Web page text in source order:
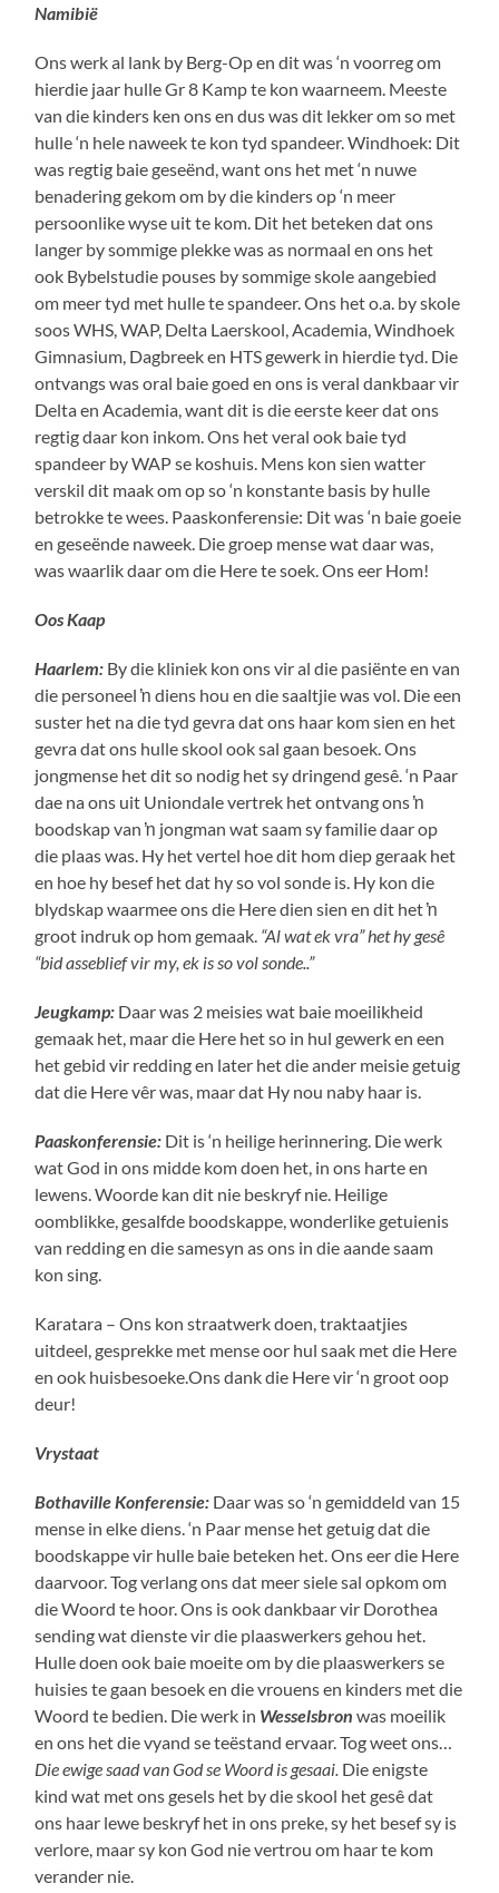
Namibië
Ons werk al lank by Berg-Op en dit was ‘n voorreg om
hierdie jaar hulle Gr 8 Kamp te kon waarneem. Meeste
van die kinders ken ons en dus was dit lekker om so met
hulle ‘n hele naweek te kon tyd spandeer. Windhoek: Dit
was regtig baie geseënd, want ons het met ‘n nuwe
benadering gekom om by die kinders op ‘n meer
persoonlike wyse uit te kom. Dit het beteken dat ons
langer by sommige plekke was as normaal en ons het
ook Bybelstudie pouses by sommige skole aangebied
om meer tyd met hulle te spandeer. Ons het o.a. by skole
soos WHS, WAP, Delta Laerskool, Academia, Windhoek
Gimnasium, Dagbreek en HTS gewerk in hierdie tyd. Die
ontvangs was oral baie goed en ons is veral dankbaar vir
Delta en Academia, want dit is die eerste keer dat ons
regtig daar kon inkom. Ons het veral ook baie tyd
spandeer by WAP se koshuis. Mens kon sien watter
verskil dit maak om op so ‘n konstante basis by hulle
betrokke te wees. Paaskonferensie: Dit was ‘n baie goeie
en geseënde naweek. Die groep mense wat daar was,
was waarlik daar om die Here te soek. Ons eer Hom!
Oos Kaap
Haarlem: By die kliniek kon ons vir al die pasiënte en van
die personeel ŉ diens hou en die saaltjie was vol. Die een
suster het na die tyd gevra dat ons haar kom sien en het
gevra dat ons hulle skool ook sal gaan besoek. Ons
jongmense het dit so nodig het sy dringend gesê. ‘n Paar
dae na ons uit Uniondale vertrek het ontvang ons ŉ
boodskap van ŉ jongman wat saam sy familie daar op
die plaas was. Hy het vertel hoe dit hom diep geraak het
en hoe hy besef het dat hy so vol sonde is. Hy kon die
blydskap waarmee ons die Here dien sien en dit het ŉ
groot indruk op hom gemaak. “Al wat ek vra” het hy gesê
“bid asseblief vir my, ek is so vol sonde..”
Jeugkamp: Daar was 2 meisies wat baie moeilikheid
gemaak het, maar die Here het so in hul gewerk en een
het gebid vir redding en later het die ander meisie getuig
dat die Here vêr was, maar dat Hy nou naby haar is.
Paaskonferensie: Dit is ‘n heilige herinnering. Die werk
wat God in ons midde kom doen het, in ons harte en
lewens. Woorde kan dit nie beskryf nie. Heilige
oomblikke, gesalfde boodskappe, wonderlike getuienis
van redding en die samesyn as ons in die aande saam
kon sing.
Karatara – Ons kon straatwerk doen, traktaatjies
uitdeel, gesprekke met mense oor hul saak met die Here
en ook huisbesoeke.Ons dank die Here vir ‘n groot oop
deur!
Vrystaat
Bothaville Konferensie: Daar was so ‘n gemiddeld van 15
mense in elke diens. ‘n Paar mense het getuig dat die
boodskappe vir hulle baie beteken het. Ons eer die Here
daarvoor. Tog verlang ons dat meer siele sal opkom om
die Woord te hoor. Ons is ook dankbaar vir Dorothea
sending wat dienste vir die plaaswerkers gehou het.
Hulle doen ook baie moeite om by die plaaswerkers se
huisies te gaan besoek en die vrouens en kinders met die
Woord te bedien. Die werk in Wesselsbronwas moeilik
en ons het die vyand se teëstand ervaar. Tog weet ons…
Die ewige saad van God se Woord is gesaai. Die enigste
kind wat met ons gesels het by die skool het gesê dat
ons haar lewe beskryf het in ons preke, sy het besef sy is
verlore, maar sy kon God nie vertrou om haar te kom
verander nie.